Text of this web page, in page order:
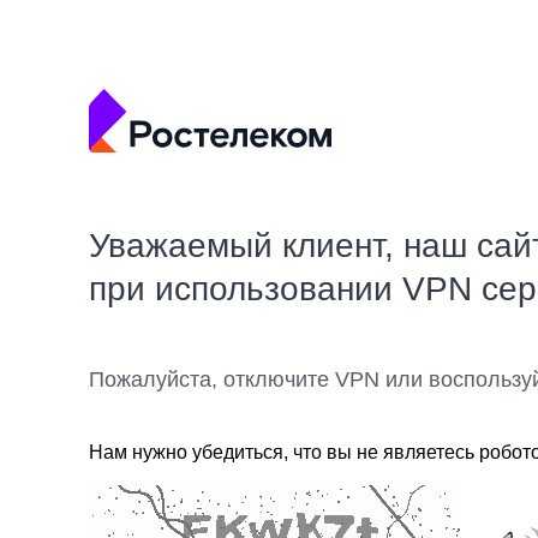
Уважаемый клиент, наш
при использовании VPN
Пожалуйста, отключите VPN или
Нам нужно убедиться, что вы не являетесь